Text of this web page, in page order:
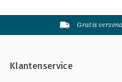
Gratis
Klantenservice